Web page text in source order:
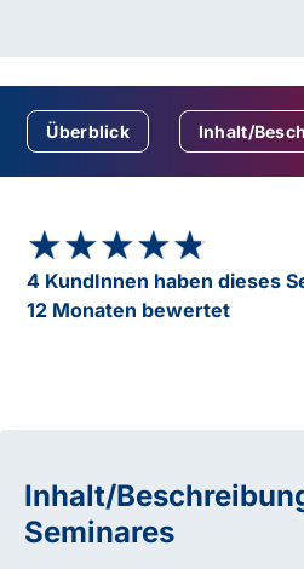
Überblick Inhalt/
★★★★★
★★★★★
4 KundInnen haben dieses
12 Monaten bewertet
Inhalt/
Seminares